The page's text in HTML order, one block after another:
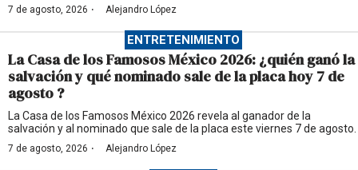
7 de agosto, 2026 · Alejandro López
ENTRETENIMIENTO
La Casa de los Famosos México 2026: ¿quién ganó la
salvación y qué nominado sale de la placa hoy 7 de
agosto ?
La Casa de los Famosos México 2026 revela al ganador de la
salvación y al nominado que sale de la placa este viernes 7 de agosto.
7 de agosto, 2026 · Alejandro López